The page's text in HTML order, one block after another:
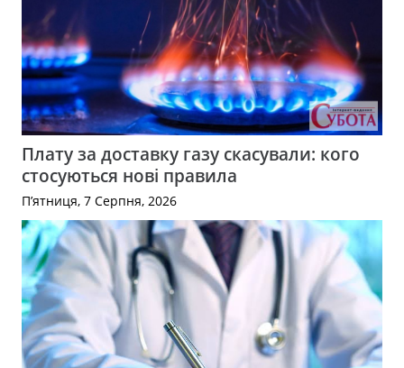
Плату за доставку газу скасували: кого
стосуються нові правила
П’ятниця, 7 Серпня, 2026